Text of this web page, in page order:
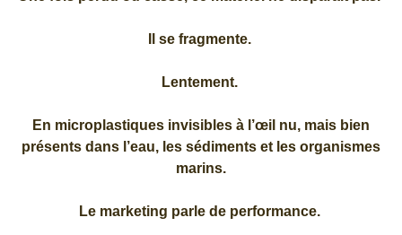
Il se fragmente.
Lentement.
En microplastiques invisibles à l’œil nu, mais bien
présents dans l’eau, les sédiments et les organismes
marins.
Le marketing parle de performance.